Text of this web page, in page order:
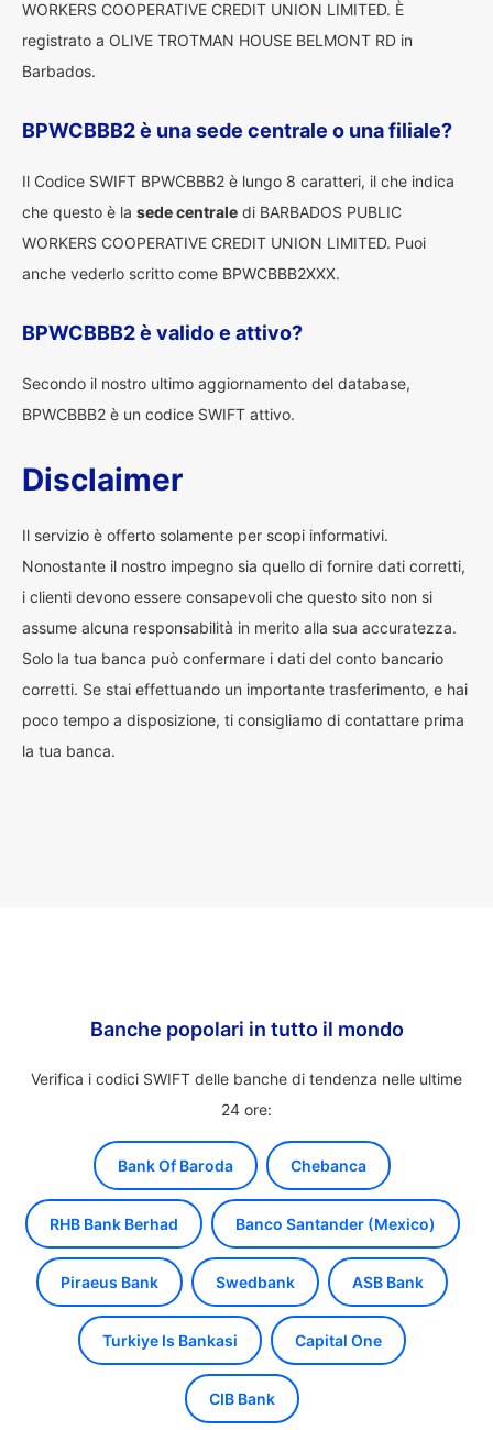
WORKERS COOPERATIVE CREDIT UNION LIMITED. È
registrato a OLIVE TROTMAN HOUSE BELMONT RD in
Barbados.
BPWCBBB2 è una sede centrale o una filiale?
Il Codice SWIFT BPWCBBB2 è lungo 8 caratteri, il che indica
che questo è la sede centrale di BARBADOS PUBLIC
WORKERS COOPERATIVE CREDIT UNION LIMITED. Puoi
anche vederlo scritto come BPWCBBB2XXX.
BPWCBBB2 è valido e attivo?
Secondo il nostro ultimo aggiornamento del database,
BPWCBBB2 è un codice SWIFT attivo.
Disclaimer
Il servizio è offerto solamente per scopi informativi.
Nonostante il nostro impegno sia quello di fornire dati corretti,
i clienti devono essere consapevoli che questo sito non si
assume alcuna responsabilità in merito alla sua accuratezza.
Solo la tua banca può confermare i dati del conto bancario
corretti. Se stai effettuando un importante trasferimento, e hai
poco tempo a disposizione, ti consigliamo di contattare prima
la tua banca.
Banche popolari in tutto il mondo
Verifica i codici SWIFT delle banche di tendenza nelle ultime
24 ore:
Bank Of Baroda Chebanca
RHB Bank Berhad Banco Santander (Mexico)
Piraeus Bank Swedbank ASB Bank
Turkiye Is Bankasi Capital One
CIB Bank